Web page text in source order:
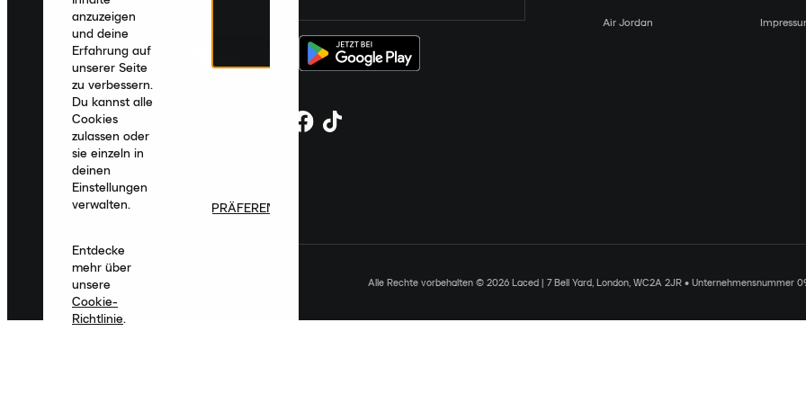
Air Jordan
Alle Rechte vorbehalten © 2026 Laced | 7 Bell Yard, London, WC2A 2JR • Unternehmensnummer
anzuzeigen
und deine
Erfahrung auf
unserer Seite
zu verbessern.
Du kannst alle
Cookies
zulassen oder
sie einzeln in
deinen
Einstellungen
verwalten.
Entdecke
mehr über
unsere
Cookie-
Richtlinie.
PRÄFERENZEN